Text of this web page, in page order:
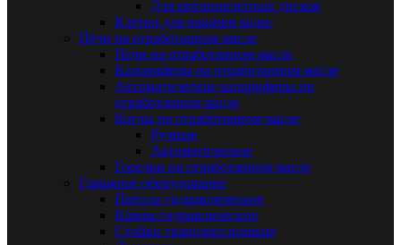
Для мотоциклетных дисков
Клетки для накачки колес
Печи на отработанном масле
Печи на отработанном масле
Калориферы на отработанном масле
Автоматические калориферы на
отработанном масле
Котлы на отрабртанном масле
Ручные
Автоматические
Горелки на отработанном масле
Гаражное оборудование
Прессы гидравлические
Краны гидравлические
Стойки трансмиссионные